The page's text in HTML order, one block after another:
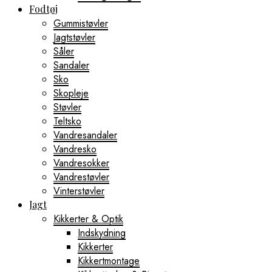
Fodtøj
Gummistøvler
Jagtstøvler
Såler
Sandaler
Sko
Skopleje
Støvler
Teltsko
Vandresandaler
Vandresko
Vandresokker
Vandrestøvler
Vinterstøvler
Jagt
Kikkerter & Optik
Indskydning
Kikkerter
Kikkertmontage